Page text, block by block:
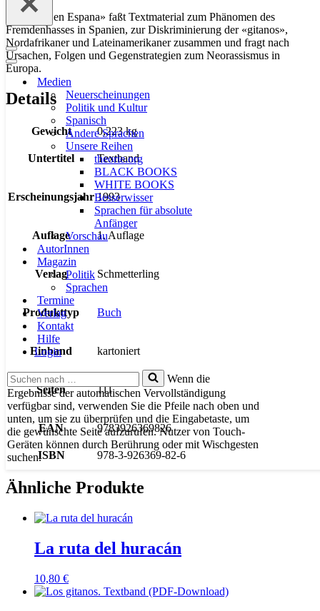
Navigationsmenü
Navigationsmenü
Medien
Neuerscheinungen
Politik und Kultur
Spanisch
Andere Sprachen
Unsere Reihen
theorie.org
BLACK BOOKS
WHITE BOOKS
Besserwisser
Sprachen für absolute
Anfänger
Vorschau
AutorInnen
Magazin
Politik
Sprachen
Termine
Verlag
Kontakt
Hilfe
Login
Suchen
nach …
Wenn die
Ergebnisse der automatischen Vervollständigung
verfügbar sind, verwenden Sie die Pfeile nach oben und
unten, um sie zu überprüfen und die Eingabetaste, um
die gewünschte Seite aufzurufen. Nutzer von Touch-
Geräten können durch Berührung oder mit Wischgesten
suchen.
«Racismo en Espana» faßt Textmaterial zum Phänomen des
Fremdenhasses in Spanien, zur Diskriminierung der «gitanos»,
Nordafrikaner und Lateinamerikaner zusammen und fragt nach
Ursachen, Folgen und Gegenstrategien zum Neorassismus in
Europa.
Details
Gewicht 0,223 kg
Untertitel Textband
Erscheinungsjahr 1993
Auflage 1. Auflage
Verlag Schmetterling
Produkttyp Buch
Einband kartoniert
Seiten 111
EAN 9783926369826
ISBN 978-3-926369-82-6
Ähnliche Produkte
La ruta del huracán
10,80 €